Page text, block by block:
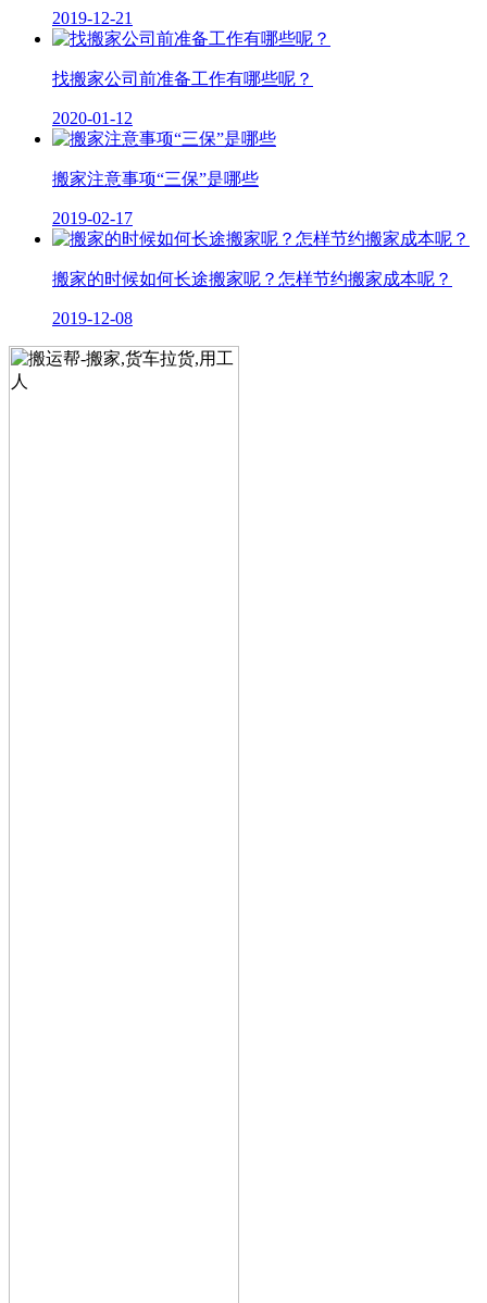
2019-12-21
找搬家公司前准备工作有哪些呢？
2020-01-12
搬家注意事项“三保”是哪些
2019-02-17
搬家的时候如何长途搬家呢？怎样节约搬家成本呢？
2019-12-08